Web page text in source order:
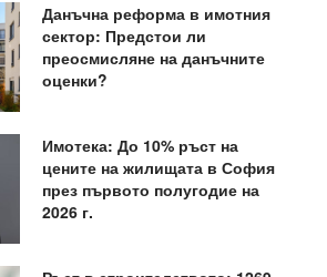
Данъчна реформа в имотния
сектор: Предстои ли
преосмисляне на данъчните
оценки?
Имотека: До 10% ръст на
цените на жилищата в София
през първото полугодие на
2026 г.